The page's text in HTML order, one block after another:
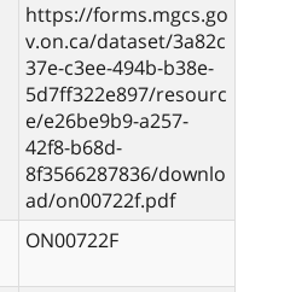
https://forms.mgcs.go
v.on.ca/dataset/3a82c
37e-c3ee-494b-b38e-
5d7ff322e897/resourc
e/e26be9b9-a257-
42f8-b68d-
8f3566287836/downlo
ad/on00722f.pdf
ON00722F